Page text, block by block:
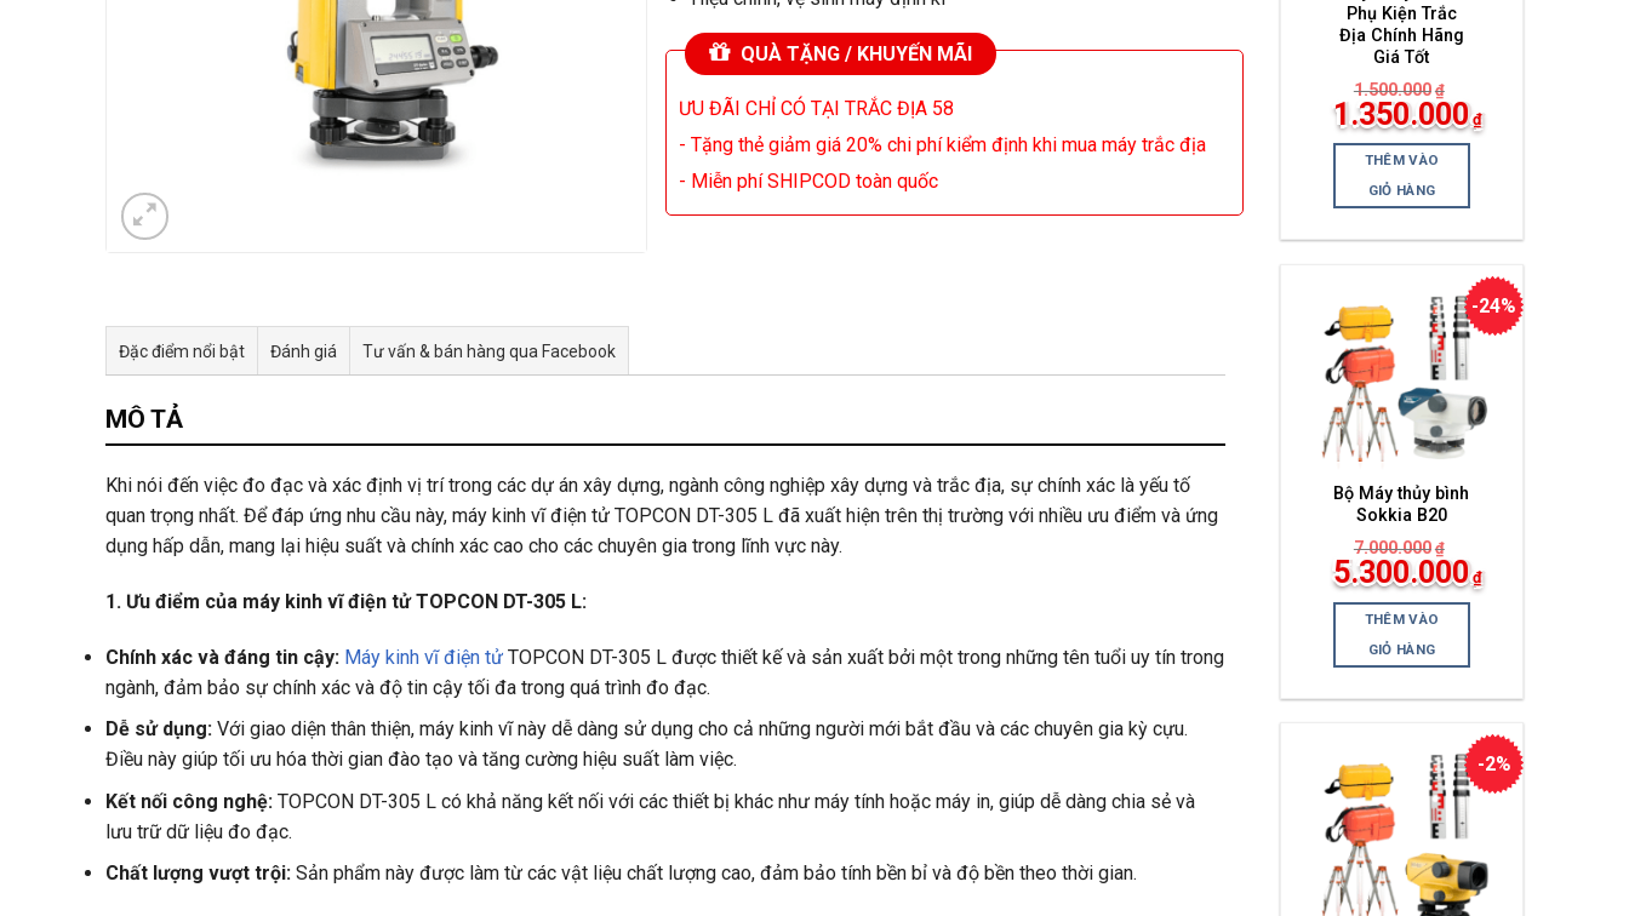
Phụ Kiện Trắc
Địa Chính Hãng
Giá Tốt
1.500.000 ₫
Giá
gốc
là:
1.500.000₫.
1.350.000 ₫
Giá
hiện
tại
là:
1.350.000₫.
THÊM VÀO
GIỎ HÀNG
-24%
Bộ Máy thủy bình
Sokkia B20
7.000.000 ₫
Giá
gốc
là:
7.000.000₫.
5.300.000 ₫
Giá
hiện
tại
là:
5.300.000₫.
THÊM VÀO
GIỎ HÀNG
-2%
QUÀ TẶNG / KHUYẾN MÃI
ƯU ĐÃI CHỈ CÓ TẠI TRẮC ĐỊA 58
- Tặng thẻ giảm giá 20% chi phí kiểm định khi mua máy trắc địa
- Miễn phí SHIPCOD toàn quốc
Đặc điểm nổi bật Đánh giá Tư vấn & bán hàng qua Facebook
MÔ TẢ
Khi nói đến việc đo đạc và xác định vị trí trong các dự án xây dựng, ngành công nghiệp xây dựng và trắc địa, sự chính xác là yếu tố
quan trọng nhất. Để đáp ứng nhu cầu này, máy kinh vĩ điện tử TOPCON DT-305 L đã xuất hiện trên thị trường với nhiều ưu điểm và ứng
dụng hấp dẫn, mang lại hiệu suất và chính xác cao cho các chuyên gia trong lĩnh vực này.
1. Ưu điểm của máy kinh vĩ điện tử TOPCON DT-305 L:
Chính xác và đáng tin cậy: Máy kinh vĩ điện tử TOPCON DT-305 L được thiết kế và sản xuất bởi một trong những tên tuổi uy tín trong
ngành, đảm bảo sự chính xác và độ tin cậy tối đa trong quá trình đo đạc.
Dễ sử dụng: Với giao diện thân thiện, máy kinh vĩ này dễ dàng sử dụng cho cả những người mới bắt đầu và các chuyên gia kỳ cựu.
Điều này giúp tối ưu hóa thời gian đào tạo và tăng cường hiệu suất làm việc.
Kết nối công nghệ: TOPCON DT-305 L có khả năng kết nối với các thiết bị khác như máy tính hoặc máy in, giúp dễ dàng chia sẻ và
lưu trữ dữ liệu đo đạc.
Chất lượng vượt trội: Sản phẩm này được làm từ các vật liệu chất lượng cao, đảm bảo tính bền bỉ và độ bền theo thời gian.